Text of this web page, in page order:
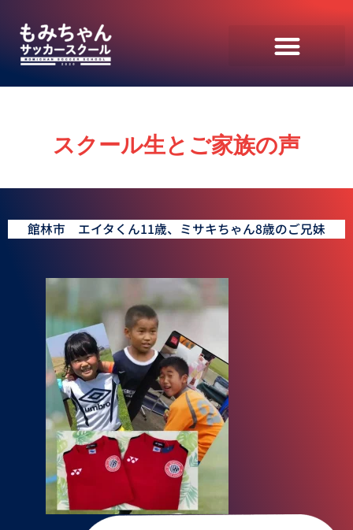
スクール生とご家族の声
館林市 エイタくん11歳、ミサキちゃん8歳のご兄妹